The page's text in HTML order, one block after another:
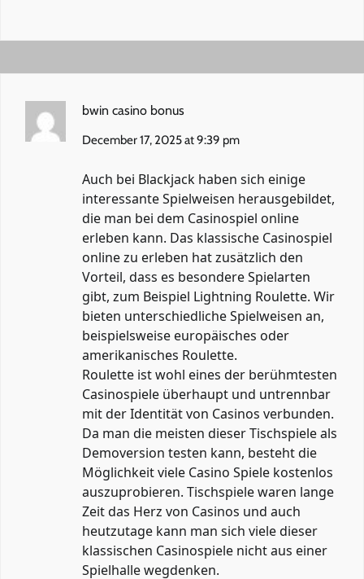
bwin casino bonus
December 17, 2025 at 9:39 pm
Auch bei Blackjack haben sich einige
interessante Spielweisen herausgebildet,
die man bei dem Casinospiel online
erleben kann. Das klassische Casinospiel
online zu erleben hat zusätzlich den
Vorteil, dass es besondere Spielarten
gibt, zum Beispiel Lightning Roulette. Wir
bieten unterschiedliche Spielweisen an,
beispielsweise europäisches oder
amerikanisches Roulette.
Roulette ist wohl eines der berühmtesten
Casinospiele überhaupt und untrennbar
mit der Identität von Casinos verbunden.
Da man die meisten dieser Tischspiele als
Demoversion testen kann, besteht die
Möglichkeit viele Casino Spiele kostenlos
auszuprobieren. Tischspiele waren lange
Zeit das Herz von Casinos und auch
heutzutage kann man sich viele dieser
klassischen Casinospiele nicht aus einer
Spielhalle wegdenken.